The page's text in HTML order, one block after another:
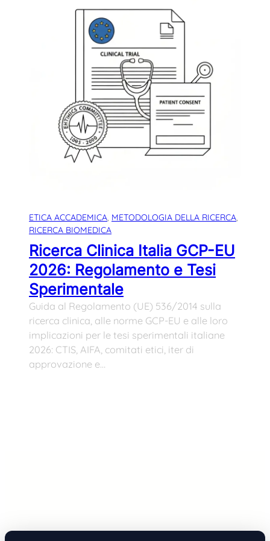
ETICA ACCADEMICA, METODOLOGIA DELLA RICERCA
RICERCA BIOMEDICA
Ricerca Clinica Italia GCP-EU
2026: Regolamento e Tesi
Sperimentale
Guida al Regolamento (UE) 536/2014 sulla
ricerca clinica, alle norme GCP-EU e alle loro
implicazioni per le tesi sperimentali italiane
2026: CTIS, AIFA, comitati etici, iter di
approvazione e…